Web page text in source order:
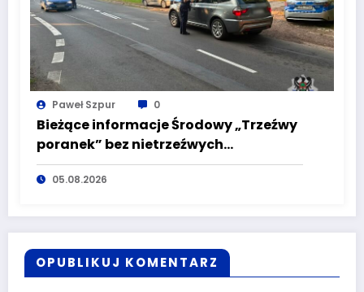
Paweł Szpur 0
Bieżące informacje Środowy „Trzeźwy
poranek” bez nietrzeźwych
kierujących! To cieszy!
05.08.2026
OPUBLIKUJ KOMENTARZ